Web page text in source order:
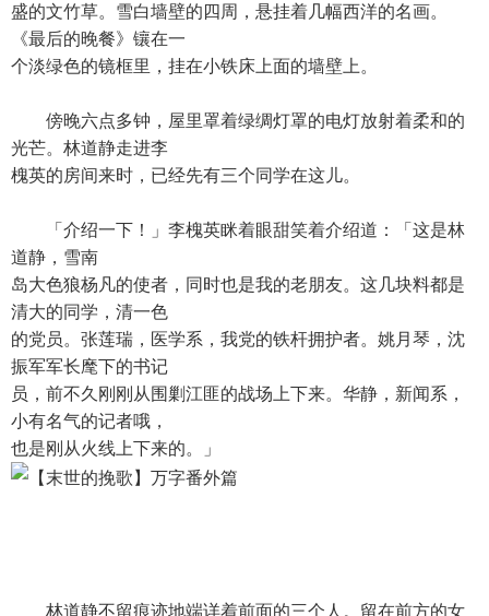
盛的文竹草。雪白墙壁的四周，悬挂着几幅西洋的名画。
《最后的晚餐》镶在一
个淡绿色的镜框里，挂在小铁床上面的墙壁上。
傍晚六点多钟，屋里罩着绿绸灯罩的电灯放射着柔和的
光芒。林道静走进李
槐英的房间来时，已经先有三个同学在这儿。
「介绍一下！」李槐英眯着眼甜笑着介绍道：「这是林
道静，雪南
岛大色狼杨凡的使者，同时也是我的老朋友。这几块料都是
清大的同学，清一色
的党员。张莲瑞，医学系，我党的铁杆拥护者。姚月琴，沈
振军军长麾下的书记
员，前不久刚刚从围剿江匪的战场上下来。华静，新闻系，
小有名气的记者哦，
也是刚从火线上下来的。」
林道静不留痕迹地端详着前面的三个人。留在前方的女